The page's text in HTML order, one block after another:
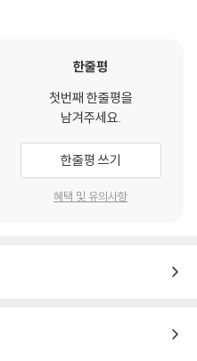
한줄평
첫번째 한줄평을
남겨주세요.
한줄평 쓰기
혜택 및 유의사항